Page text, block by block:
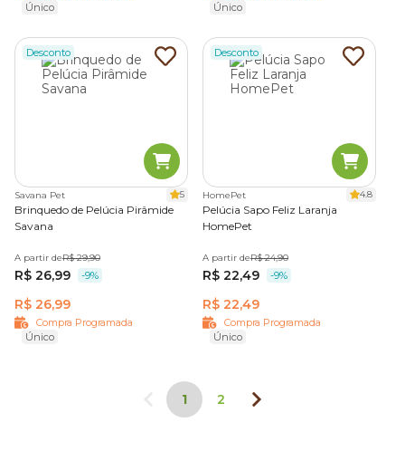
Único
Único
Desconto
Savana Pet 5
Brinquedo de Pelúcia Pirâmide
Savana
A partir deR$ 29,90
R$ 26,99 -9%
R$ 26,99
Compra Programada
Único
Desconto
HomePet 4.8
Pelúcia Sapo Feliz Laranja
HomePet
A partir deR$ 24,90
R$ 22,49 -9%
R$ 22,49
Compra Programada
Único
1 2